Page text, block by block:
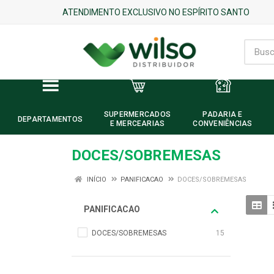
ATENDIMENTO EXCLUSIVO NO ESPÍRITO SANTO
DEPARTAMENTOS
SUPERMERCADOS
E MERCEARIAS
PADARIA E
CONVENIÊNCIAS
DOCES/SOBREMESAS
INÍCIO PANIFICACAO DOCES/SOBREMESAS
PANIFICACAO
DOCES/SOBREMESAS 15